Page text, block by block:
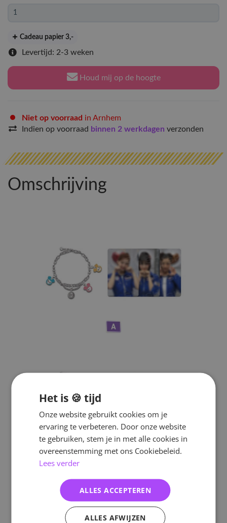
Cadeau papier 3,-
Levertijd: 2-3 weken
Houd mij op de hoogte
Niet op voorraad in Arnhem
Indien op voorraad binnen 2 werkdagen verzonden
Omschrijving
Het is 🍪 tijd
Onze website gebruikt cookies om je
ervaring te verbeteren. Door onze website
te gebruiken, stem je in met alle cookies in
overeenstemming met ons Cookiebeleid.
Lees verder
ALLES ACCEPTEREN
ALLES AFWIJZEN